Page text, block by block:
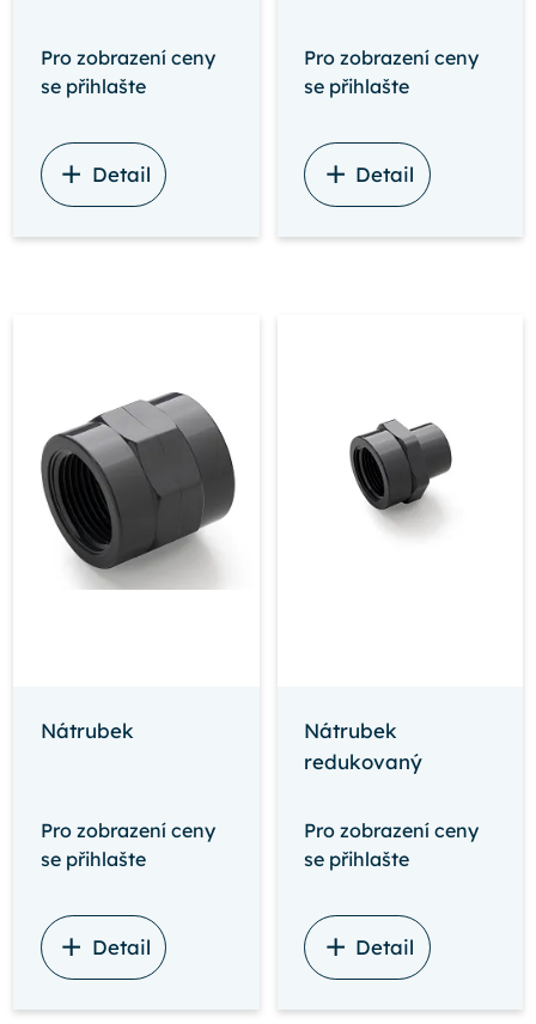
Pro zobrazení ceny
se přihlašte
Detail
Pro zobrazení ceny
se přihlašte
Detail
Nátrubek
Pro zobrazení ceny
se přihlašte
Detail
Nátrubek
redukovaný
Pro zobrazení ceny
se přihlašte
Detail